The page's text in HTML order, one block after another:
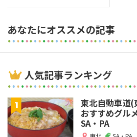
あなたにオススメの記事
人気記事ランキング
東北自動車道
おすすめグル
SA・PA